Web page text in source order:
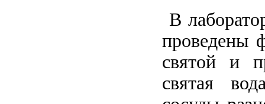
В
проведены
святой и
святая